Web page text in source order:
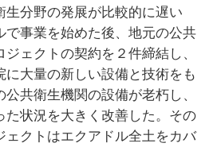
生分野の発展が比較的に遅い
で事業を始めた後、地元の公共
ェクトの契約を２件締結し、
に大量の新しい設備と技術をも
共衛生機関の設備が老朽し、
た状況を大きく改善した。その
ェクトはエクアドル全土をカバ